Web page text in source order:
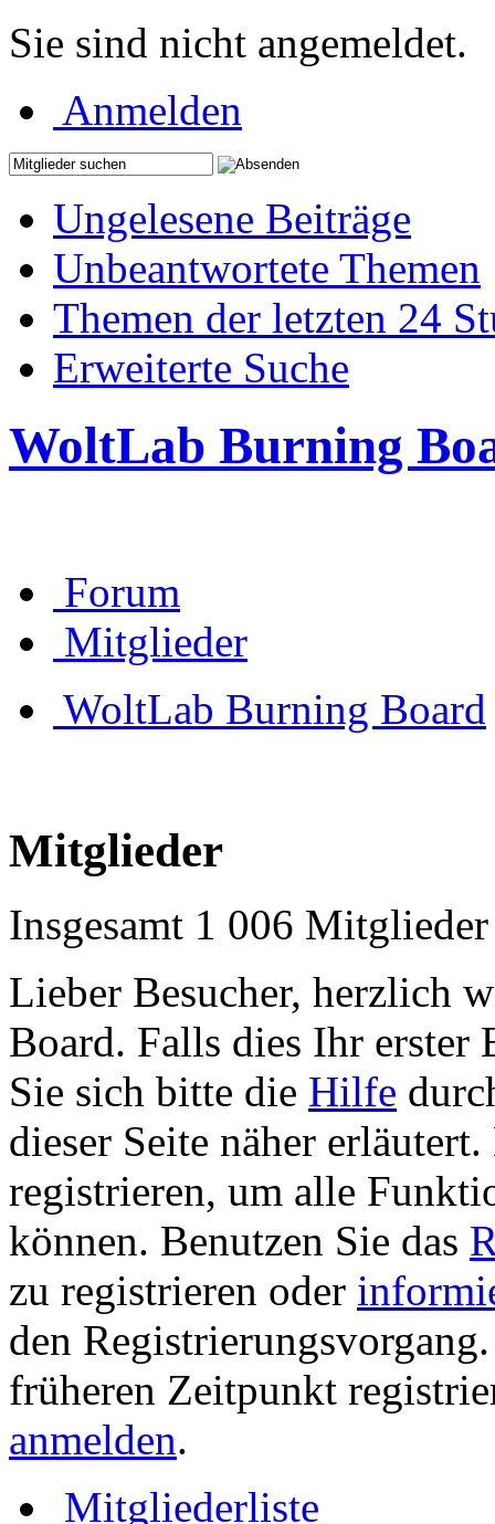
Sie sind nicht angemeldet.
Anmelden
Ungelesene Beiträge
Unbeantwortete Themen
Themen der letzten 24
Erweiterte Suche
WoltLab Burning
Forum
Mitglieder
WoltLab Burning Board
Mitglieder
Insgesamt 1 006 Mitglieder
Lieber Besucher, herzlich
Board. Falls dies Ihr erster
Sie sich bitte die Hilfe
dieser Seite näher
registrieren, um alle
können. Benutzen Sie das
zu registrieren oder
den
früheren Zeitpunkt
anmelden.
Mitgliederliste